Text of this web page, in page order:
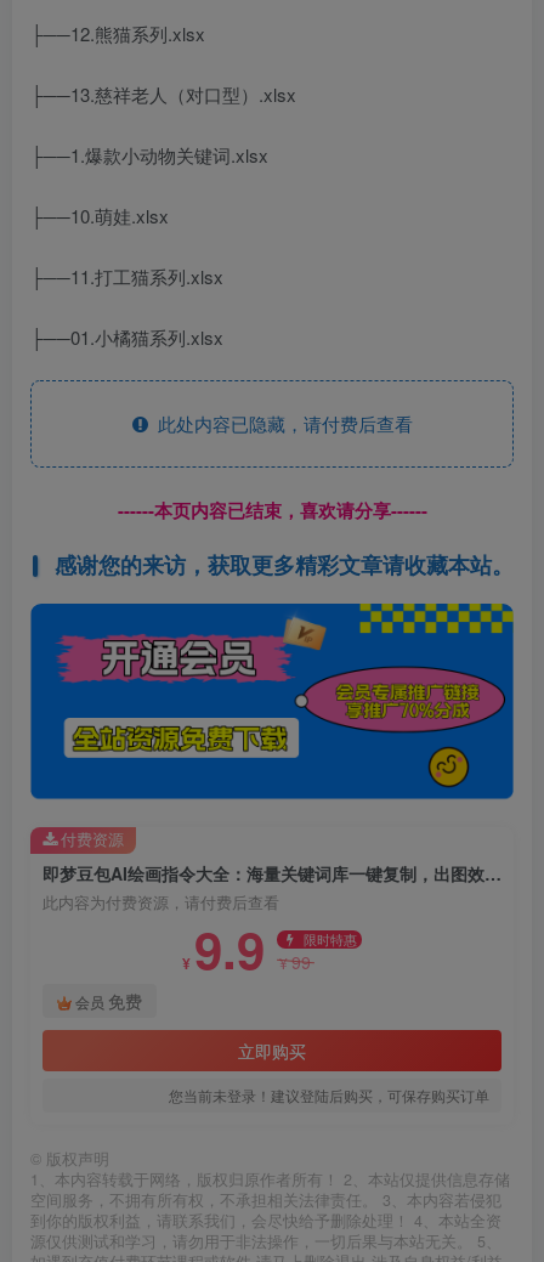
├──12.熊猫系列.xlsx
├──13.慈祥老人（对口型）.xlsx
├──1.爆款小动物关键词.xlsx
├──10.萌娃.xlsx
├──11.打工猫系列.xlsx
├──01.小橘猫系列.xlsx
此处内容已隐藏，请付费后查看
------本页内容已结束，喜欢请分享------
感谢您的来访，获取更多精彩文章请收藏本站。
即梦豆包AI绘画指令大全：海量关键词库一键复制，出图效率提升10倍，轻松日更百图
此内容为付费资源，请付费后查看
¥ 9.9 限时特惠
¥99
会员 免费
立即购买
您当前未登录！建议登陆后购买，可保存购买订单
付费资源
© 版权声明
1、本内容转载于网络，版权归原作者所有！ 2、本站仅提供信息存储
空间服务，不拥有所有权，不承担相关法律责任。 3、本内容若侵犯
到你的版权利益，请联系我们，会尽快给予删除处理！ 4、本站全资
源仅供测试和学习，请勿用于非法操作，一切后果与本站无关。 5、